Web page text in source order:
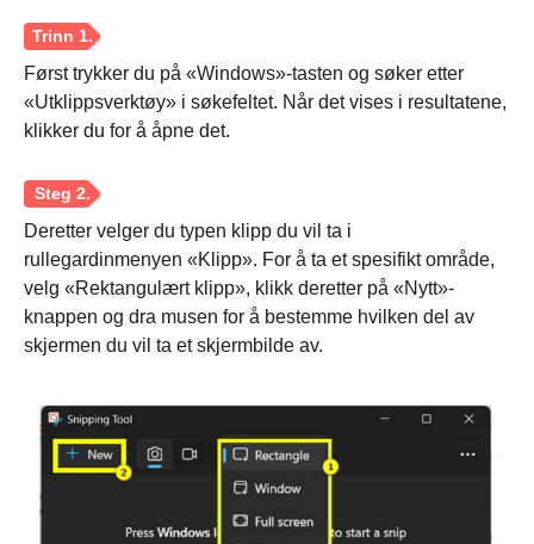
Først trykker du på «Windows»-tasten og søker etter
«Utklippsverktøy» i søkefeltet. Når det vises i resultatene,
klikker du for å åpne det.
Deretter velger du typen klipp du vil ta i
rullegardinmenyen «Klipp». For å ta et spesifikt område,
velg «Rektangulært klipp», klikk deretter på «Nytt»-
knappen og dra musen for å bestemme hvilken del av
skjermen du vil ta et skjermbilde av.